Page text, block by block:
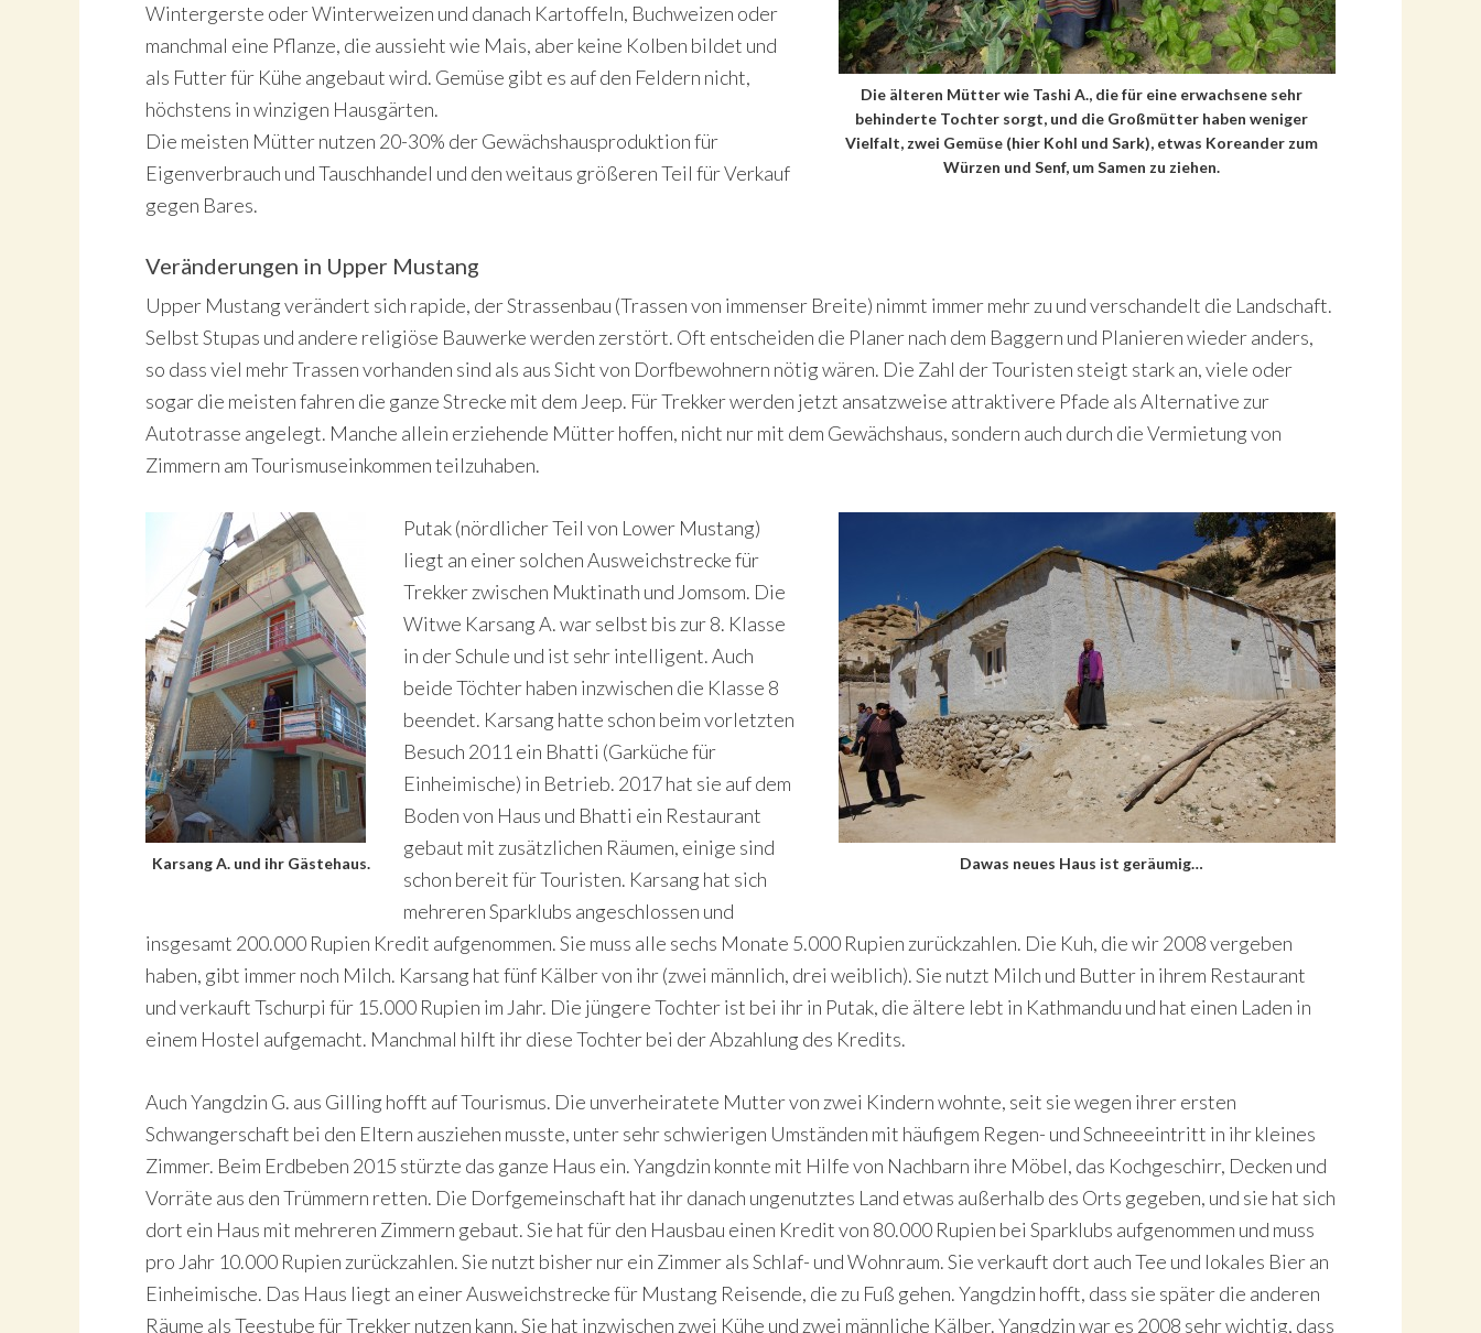
Die älteren Mütter wie Tashi A., die für eine erwachsene sehr
behinderte Tochter sorgt, und die Großmütter haben weniger
Vielfalt, zwei Gemüse (hier Kohl und Sark), etwas Koreander zum
Würzen und Senf, um Samen zu ziehen.
Wintergerste oder Winterweizen und danach Kartoffeln, Buchweizen oder
manchmal eine Pflanze, die aussieht wie Mais, aber keine Kolben bildet und
als Futter für Kühe angebaut wird. Gemüse gibt es auf den Feldern nicht,
höchstens in winzigen Hausgärten.
Die meisten Mütter nutzen 20-30% der Gewächshausproduktion für
Eigenverbrauch und Tauschhandel und den weitaus größeren Teil für Verkauf
gegen Bares.
Veränderungen in Upper Mustang
Upper Mustang verändert sich rapide, der Strassenbau (Trassen von immenser Breite) nimmt immer mehr zu und verschandelt die Landschaft.
Selbst Stupas und andere religiöse Bauwerke werden zerstört. Oft entscheiden die Planer nach dem Baggern und Planieren wieder anders,
so dass viel mehr Trassen vorhanden sind als aus Sicht von Dorfbewohnern nötig wären. Die Zahl der Touristen steigt stark an, viele oder
sogar die meisten fahren die ganze Strecke mit dem Jeep. Für Trekker werden jetzt ansatzweise attraktivere Pfade als Alternative zur
Autotrasse angelegt. Manche allein erziehende Mütter hoffen, nicht nur mit dem Gewächshaus, sondern auch durch die Vermietung von
Zimmern am Tourismuseinkommen teilzuhaben.
Dawas neues Haus ist geräumig…
Karsang A. und ihr Gästehaus.
Putak (nördlicher Teil von Lower Mustang)
liegt an einer solchen Ausweichstrecke für
Trekker zwischen Muktinath und Jomsom. Die
Witwe Karsang A. war selbst bis zur 8. Klasse
in der Schule und ist sehr intelligent. Auch
beide Töchter haben inzwischen die Klasse 8
beendet. Karsang hatte schon beim vorletzten
Besuch 2011 ein Bhatti (Garküche für
Einheimische) in Betrieb. 2017 hat sie auf dem
Boden von Haus und Bhatti ein Restaurant
gebaut mit zusätzlichen Räumen, einige sind
schon bereit für Touristen. Karsang hat sich
mehreren Sparklubs angeschlossen und
insgesamt 200.000 Rupien Kredit aufgenommen. Sie muss alle sechs Monate 5.000 Rupien zurückzahlen. Die Kuh, die wir 2008 vergeben
haben, gibt immer noch Milch. Karsang hat fünf Kälber von ihr (zwei männlich, drei weiblich). Sie nutzt Milch und Butter in ihrem Restaurant
und verkauft Tschurpi für 15.000 Rupien im Jahr. Die jüngere Tochter ist bei ihr in Putak, die ältere lebt in Kathmandu und hat einen Laden in
einem Hostel aufgemacht. Manchmal hilft ihr diese Tochter bei der Abzahlung des Kredits.
Auch Yangdzin G. aus Gilling hofft auf Tourismus. Die unverheiratete Mutter von zwei Kindern wohnte, seit sie wegen ihrer ersten
Schwangerschaft bei den Eltern ausziehen musste, unter sehr schwierigen Umständen mit häufigem Regen- und Schneeeintritt in ihr kleines
Zimmer. Beim Erdbeben 2015 stürzte das ganze Haus ein. Yangdzin konnte mit Hilfe von Nachbarn ihre Möbel, das Kochgeschirr, Decken und
Vorräte aus den Trümmern retten. Die Dorfgemeinschaft hat ihr danach ungenutztes Land etwas außerhalb des Orts gegeben, und sie hat sich
dort ein Haus mit mehreren Zimmern gebaut. Sie hat für den Hausbau einen Kredit von 80.000 Rupien bei Sparklubs aufgenommen und muss
pro Jahr 10.000 Rupien zurückzahlen. Sie nutzt bisher nur ein Zimmer als Schlaf- und Wohnraum. Sie verkauft dort auch Tee und lokales Bier an
Einheimische. Das Haus liegt an einer Ausweichstrecke für Mustang Reisende, die zu Fuß gehen. Yangdzin hofft, dass sie später die anderen
Räume als Teestube für Trekker nutzen kann. Sie hat inzwischen zwei Kühe und zwei männliche Kälber. Yangdzin war es 2008 sehr wichtig, dass